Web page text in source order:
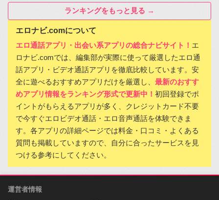
ランキングをもっと見る →
エロナビ.comについて
エロ通話アプリ・出会い系アプリの総合ナビサイト！ エ
ロナビ.comでは、編集部が実際に使って厳選したエロ通
話アプリ・ビデオ通話アプリを徹底比較しています。安
全に遊べるおすすめアプリだけを厳選し、 最新のおすす
めアプリ情報をランキング形式で更新中！ 初回登録でポ
イントがもらえるアプリが多く、クレジットカード不要
で今すぐエロビデオ通話・エロ音声通話を体験できま
す。各アプリの詳細ページでは料金・口コミ・よくある
質問も掲載していますので、自分に合ったサービスを見
つける参考にしてください。
運営者情報